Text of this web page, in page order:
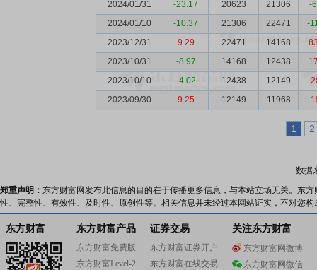
2024/01/31
-23.17 20623 21306
-
2024/01/10
-10.37 21306 22471
-
2023/12/31
9.29 22471 14168
2023/10/31
-8.97 14168 12438
2023/10/10
-4.02 12438 12149
2023/09/30
9.25 12149 11968
1 2
数据
郑重声明： 东方财富网发布此信息的目的在于传播更多信息，与本站立场无关。东
性、完整性、有效性、及时性、原创性等。相关信息并未经过本网站证实，不对您
东方财富 东方财富产品
东方财富免费版
东方财富Level-2
证券交易
东方财富证券开户
东方财富在线交易
关注东方财富
东方财富网微博
东方财富网微信